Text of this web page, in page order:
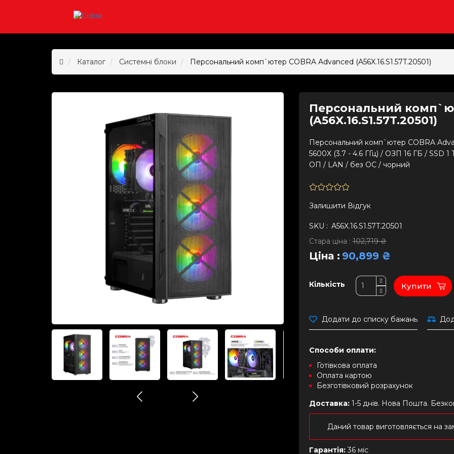
Каталог Системні блоки Персональний комп`ютер COBRA Advanced (A56X.16.S1.57T.20501)
Персональний
(A56X.16.S1.57T.20501)
Персональний комп`ютер COBRA
5600X (3.7 - 4.6 ГГц) / ОЗП 16 ГБ / SSD
ОП / LAN / без ОС / чорний
Залишити Вiдгук
SKU : A56X.16.S1.57T.20501
Стара ціна : 102,719 ₴
Ціна : 90,899 ₴
Кількість Купити
Додати до списку бажань
Способи оплати:
Готівкова оплата
Оплата картою
Безготівковий розрахунок
Доставка:1-5 днів. Нова Пошта.
Даний товар виготовляється на
Гарантія:36 міс